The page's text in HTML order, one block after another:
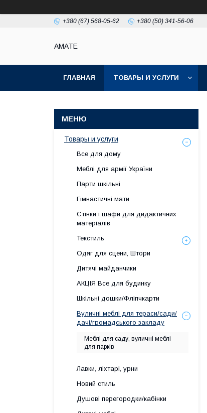
+380 (67) 568-05-62 +380 (50) 341-56-06
AMATE
ГЛАВНАЯ ТОВАРЫ И УСЛУГИ
Товары и услуги
Все для дому
Меблі для армії України
Парти шкільні
Гімнастичні мати
Стінки і шафи для дидактичних
матеріалів
Текстиль
Одяг для сцени, Штори
Дитячі майданчики
АКЦІЯ Все для будинку
Шкільні дошки/Фліпчкарти
Вуличні меблі для тераси/сади/
дачі/громадського закладу
Меблі для саду, вуличні меблі
для парків
Лавки, ліхтарі, урни
Новий стиль
Душові перегородки/кабінки